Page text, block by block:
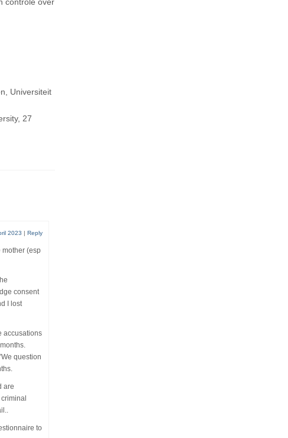
Universiteit
27
2023 | Reply
mother (esp
consent
I lost
accusations
question
are
to